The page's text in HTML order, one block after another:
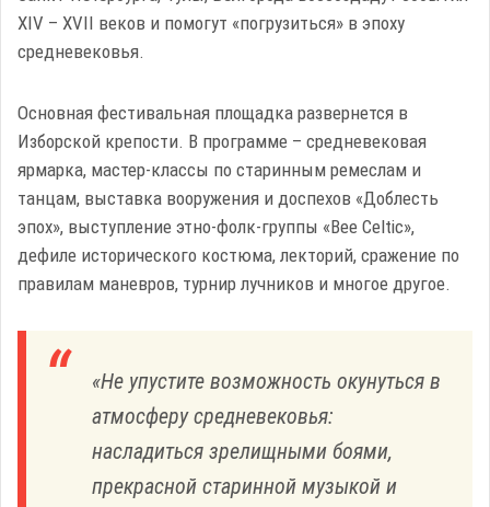
XIV – XVII веков и помогут «погрузиться» в эпоху
средневековья.
Основная фестивальная площадка развернется в
Изборской крепости. В программе – средневековая
ярмарка, мастер-классы по старинным ремеслам и
танцам, выставка вооружения и доспехов «Доблесть
эпох», выступление этно-фолк-группы «Bee Celtic»,
дефиле исторического костюма, лекторий, сражение по
правилам маневров, турнир лучников и многое другое.
«Не упустите возможность окунуться в
атмосферу средневековья:
насладиться зрелищными боями,
прекрасной старинной музыкой и